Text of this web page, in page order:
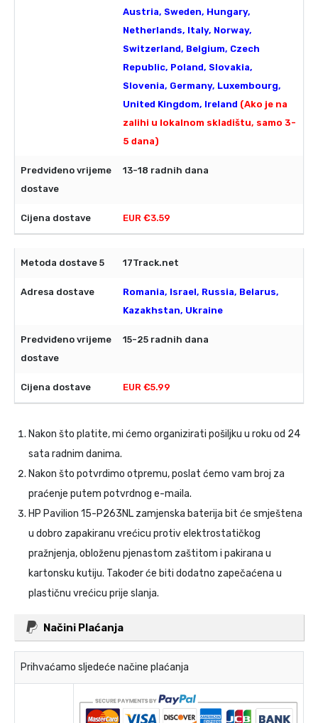
Austria, Sweden, Hungary,
Netherlands, Italy, Norway,
Switzerland, Belgium, Czech
Republic, Poland, Slovakia,
Slovenia, Germany, Luxembourg,
United Kingdom, Ireland (Ako je na
zalihi u lokalnom skladištu, samo 3-
5 dana)
13-18 radnih dana
EUR €3.59
17Track.net
Romania, Israel, Russia, Belarus,
Kazakhstan, Ukraine
15-25 radnih dana
EUR €5.99
Nakon što platite, mi ćemo organizirati pošiljku u roku od 24
sata radnim danima.
Nakon što potvrdimo otpremu, poslat ćemo vam broj za
praćenje putem potvrdnog e-maila.
HP Pavilion 15-P263NL zamjenska baterija bit će smještena
u dobro zapakiranu vrećicu protiv elektrostatičkog
pražnjenja, obloženu pjenastom zaštitom i pakirana u
kartonsku kutiju. Također će biti dodatno zapečaćena u
plastičnu vrećicu prije slanja.
Načini Plaćanja
Prihvaćamo sljedeće načine plaćanja